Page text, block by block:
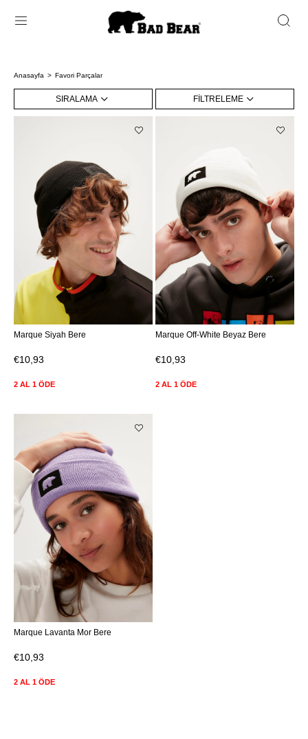
Anasayfa Favori Parçalar
FILTRELEME
SIRALAMA
Marque Siyah Bere
€10,93
2 AL 1 ÖDE
Marque Off-White Beyaz Bere
€10,93
2 AL 1 ÖDE
Marque Lavanta Mor Bere
€10,93
2 AL 1 ÖDE